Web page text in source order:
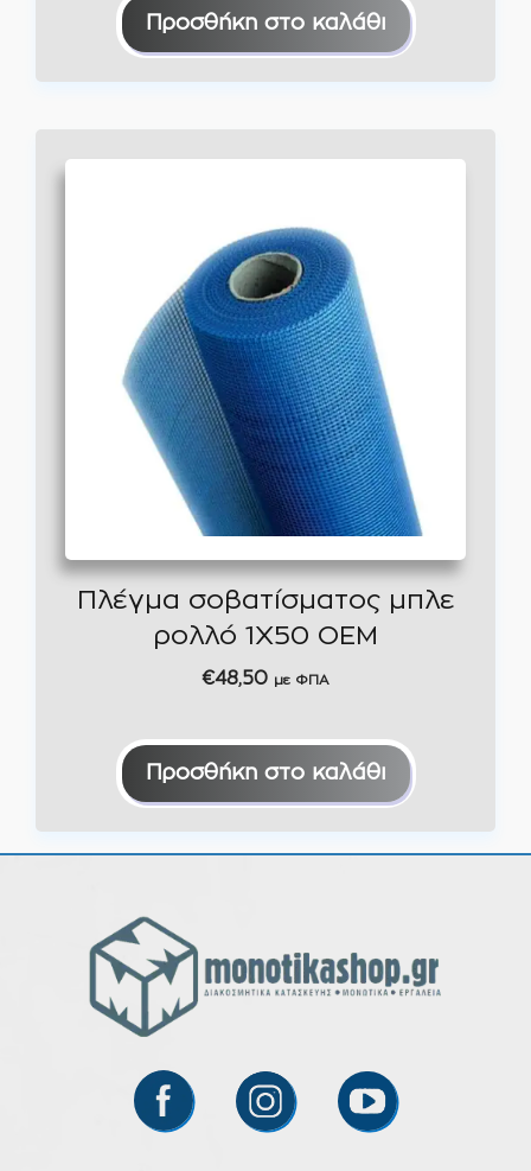
Προσθήκη στο καλάθι
Πλέγμα σοβατίσματος μπλε
ρολλό 1Χ50 OEM
€48,50 με ΦΠΑ
Προσθήκη στο καλάθι